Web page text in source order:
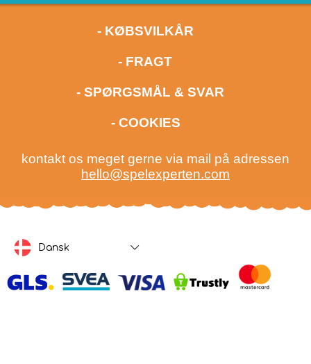
- KØBSVILKÅR
- FRAGT
- SPØRGSMÅL & SVAR
- COOKIES
kontakt os meget gerne via mail på adressen
hello@spelexperten.com
Dansk